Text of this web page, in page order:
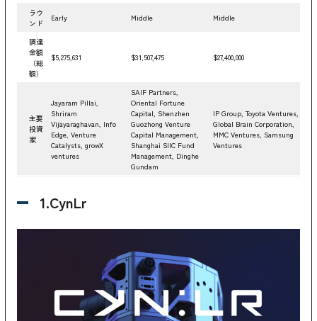
ラウ
ンド
Early Middle Middle
調達
金額
（総
額）
$5,275,631 $31,507,475 $27,400,000
主要
投資
家
Jayaram Pillai,
Shriram
Vijayaraghavan, Info
Edge, Venture
Catalysts, growX
ventures
SAIF Partners,
Oriental Fortune
Capital, Shenzhen
Guozhong Venture
Capital Management,
Shanghai SIIC Fund
Management, Dinghe
Gundam
IP Group, Toyota Ventures,
Global Brain Corporation,
MMC Ventures, Samsung
Ventures
1.CynLr